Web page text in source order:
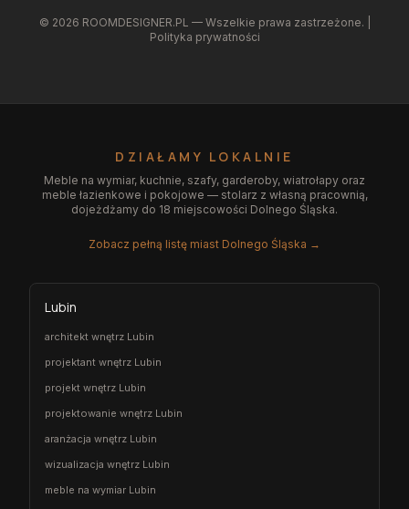
© 2026 ROOMDESIGNER.PL — Wszelkie prawa zastrzeżone. |
Polityka prywatności
DZIAŁAMY LOKALNIE
Meble na wymiar, kuchnie, szafy, garderoby, wiatrołapy oraz
meble łazienkowe i pokojowe — stolarz z własną pracownią,
dojeżdżamy do 18 miejscowości Dolnego Śląska.
Zobacz pełną listę miast Dolnego Śląska →
Lubin
architekt wnętrz Lubin
projektant wnętrz Lubin
projekt wnętrz Lubin
projektowanie wnętrz Lubin
aranżacja wnętrz Lubin
wizualizacja wnętrz Lubin
meble na wymiar Lubin